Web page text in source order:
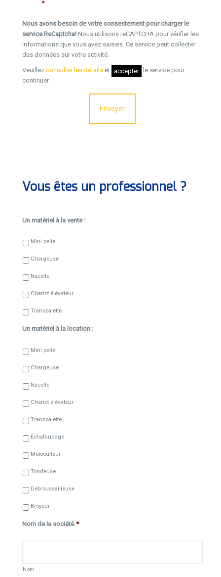
*
Nous avons besoin de votre consentement pour charger le
service ReCaptcha! Nous utilisons reCAPTCHA pour vérifier les
informations que vous avez saisies. Ce service peut collecter
des données sur votre activité.
Veuillez consulter les détails et accepter le service pour
continuer.
Vous êtes un professionnel ?
Un matériel à la vente :
Mini pelle
Chargeuse
Nacelle
Chariot élévateur
Transpalette
Un matériel à la location :
Mini pelle
Chargeuse
Nacelle
Chariot élévateur
Transpalette
Échafaudage
Motoculteur
Tondeuse
Débroussailleuse
Broyeur
Nom de la société *
Nom